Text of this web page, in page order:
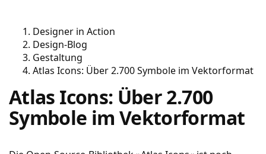
Designer in Action
Design-Blog
Gestaltung
Atlas Icons: Über 2.700 Symbole im Vektorformat
Atlas Icons: Über 2.700
Symbole im Vektorformat